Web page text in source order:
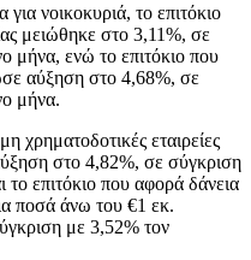
νοικοκυριά, το επιτόκιο
μειώθηκε στο 3,11%, σε
μήνα, ενώ το επιτόκιο που
αύξηση στο 4,68%, σε
μήνα.
χρηματοδοτικές εταιρείες
στο 4,82%, σε σύγκριση
επιτόκιο που αφορά δάνεια
ποσά άνω του €1 εκ.
με 3,52% τον